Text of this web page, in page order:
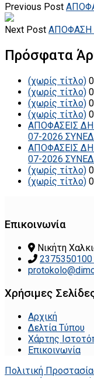
Previous Post
Next Post ΑΠΟΦΑΣΗ
Πρόσφατα
(χωρίς τίτλο)
(χωρίς τίτλο)
(χωρίς τίτλο)
(χωρίς τίτλο)
ΑΠΟΦΑΣΕΙΣ
07-2026
ΑΠΟΦΑΣΕΙΣ
07-2026
(χωρίς τίτλο)
(χωρίς τίτλο)
Επικοινωνία
Νικήτη
2375350100
Χρήσιμες
Αρχική
Δελτία Τύπου
Χάρτης
Επικοινωνία
Πολιτική